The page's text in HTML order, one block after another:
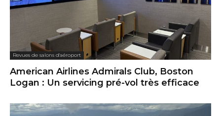
Revues de salons d'aéroport
American Airlines Admirals Club, Boston
Logan : Un servicing pré-vol très efficace